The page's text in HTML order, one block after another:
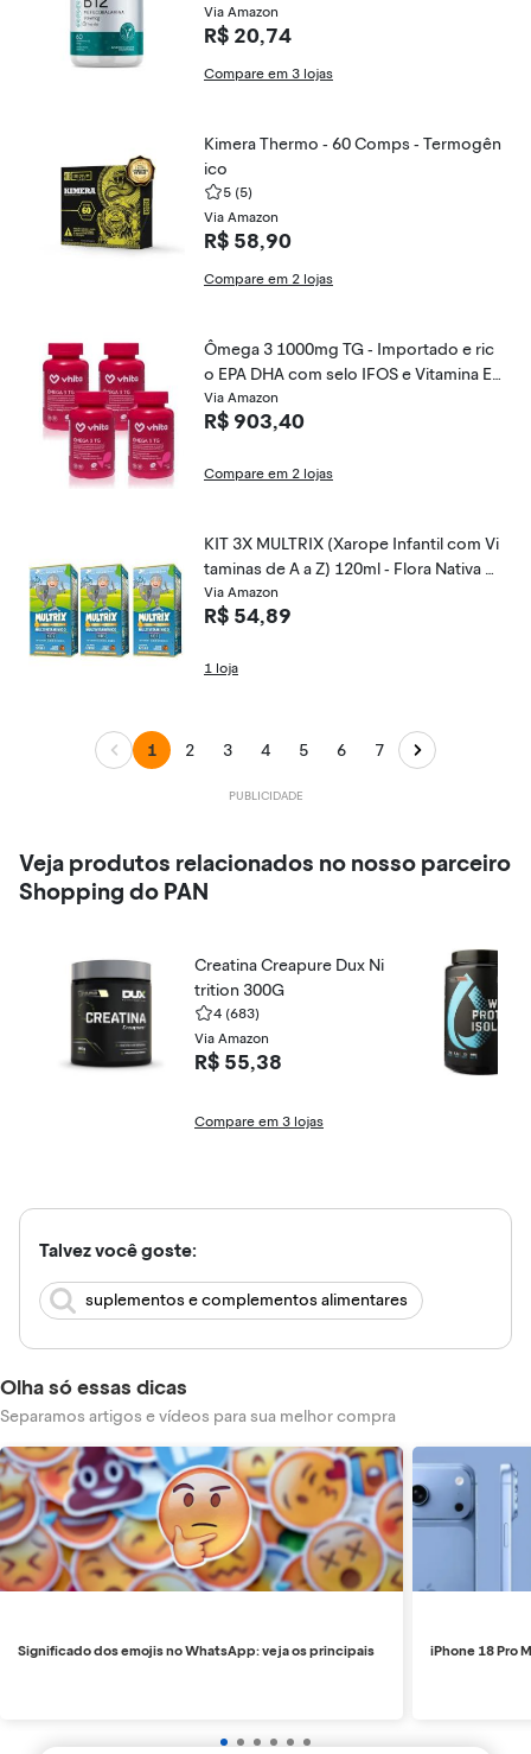
Via Amazon
R$ 20,74
Compare em 3 lojas
Kimera Thermo - 60 Comps - Termogên
ico
5 (5)
Via Amazon
R$ 58,90
Compare em 2 lojas
Ômega 3 1000mg TG - Importado e ric
o EPA DHA com selo IFOS e Vitamina E
de 120 caps Vhita (4 unidades)
Via Amazon
R$ 903,40
Compare em 2 lojas
KIT 3X MULTRIX (Xarope Infantil com Vi
taminas de A a Z) 120ml - Flora Nativa Sa
bor:Laranja
Via Amazon
R$ 54,89
1 loja
1 2 3 4 5 6 7
Veja produtos relacionados no nosso parceiro
Shopping do PAN
Creatina Creapure Dux Ni
trition 300G
4 (683)
Via Amazon
R$ 55,38
Compare em 3 lojas
Talvez você goste:
suplementos e complementos alimentares
Olha só essas dicas
Separamos artigos e vídeos para sua melhor compra
Significado dos emojis no WhatsApp: veja os principais iPhone 18 Pro